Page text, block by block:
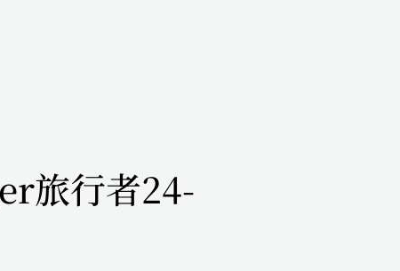
旅行者24-